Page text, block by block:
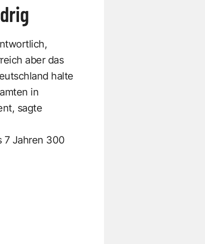
aber das
halte
in
sagte
7 Jahren 300